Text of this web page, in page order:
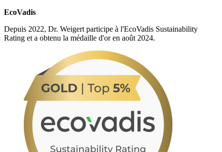
EcoVadis
Depuis 2022, Dr. Weigert participe à l'EcoVadis Sustainability
Rating et a obtenu la médaille d'or en août 2024.